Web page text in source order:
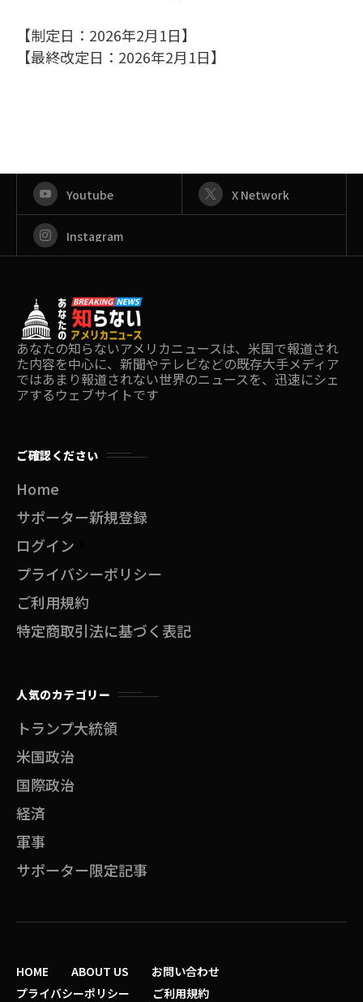
【制定日：2026年2月1日】
【最終改定日：2026年2月1日】
Youtube X Network
Instagram
あなたの知らないアメリカニュースは、米国で報道され
た内容を中心に、新聞やテレビなどの既存大手メディア
ではあまり報道されない世界のニュースを、迅速にシェ
アするウェブサイトです
ご確認ください
Home
サポーター新規登録
ログイン
プライバシーポリシー
ご利用規約
特定商取引法に基づく表記
人気のカテゴリー
トランプ大統領
米国政治
国際政治
経済
軍事
サポーター限定記事
HOME ABOUT US
お問い合わせ
プライバシーポリシー
ご利用規約